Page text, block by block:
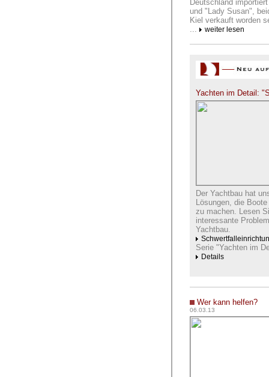
Deutschland
und "Lady Susan",
Kiel verkauft worden
...
weiter lesen
Yachten im Detail:
Der Yachtbau hat
Lösungen, die
zu machen. Lesen
interessante
Yachtbau.
Serie "Yachten im
Details
Wer kann helfen?
06 .03.13